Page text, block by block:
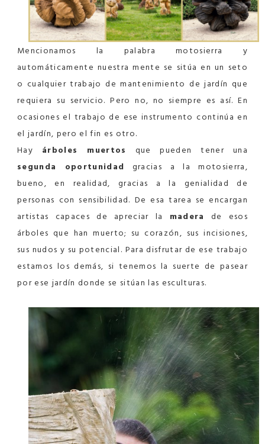
Mencionamos la palabra motosierra y
automáticamente nuestra mente se sitúa en un seto
o cualquier trabajo de mantenimiento de jardín que
requiera su servicio. Pero no, no siempre es así. En
ocasiones el trabajo de ese instrumento continúa en
el jardín, pero el fin es otro.
Hay árboles muertos
que pueden tener una
segunda oportunidad gracias a la motosierra,
bueno, en realidad, gracias a la genialidad de
personas con sensibilidad. De esa tarea se encargan
artistas capaces de apreciar la madera
de esos
árboles que han muerto; su corazón, sus incisiones,
sus nudos y su potencial. Para disfrutar de ese trabajo
estamos los demás, si tenemos la suerte de pasear
por ese jardín donde se sitúan las esculturas.